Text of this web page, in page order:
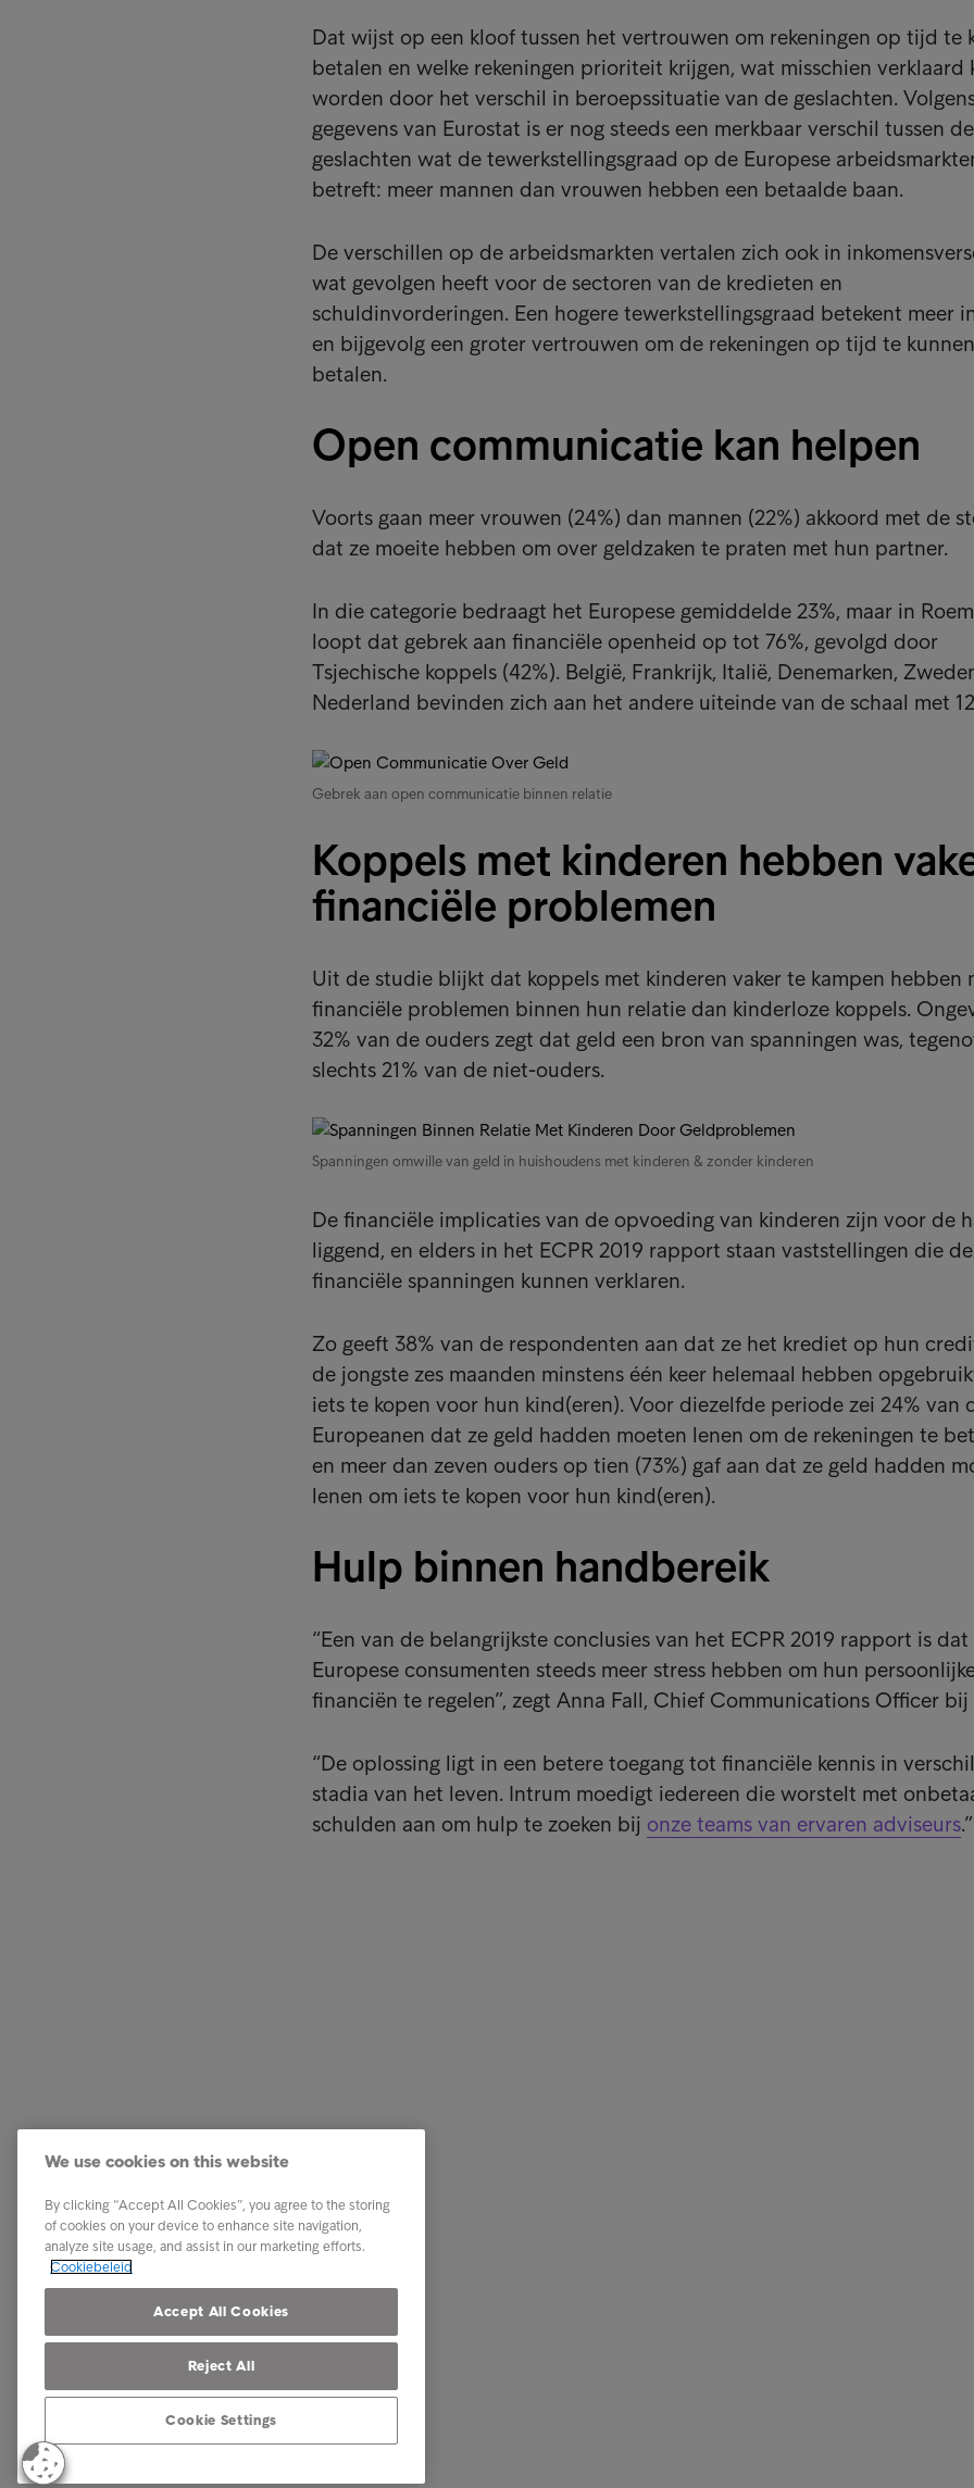
Dat wijst op een kloof tussen het vertrouwen om rekeningen op tijd te
betalen en welke rekeningen prioriteit krijgen, wat misschien verklaard
worden door het verschil in beroepssituatie van de geslachten.
gegevens van Eurostat is er nog steeds een merkbaar verschil tussen de
geslachten wat de tewerkstellingsgraad op de Europese
betreft: meer mannen dan vrouwen hebben een betaalde baan.
De verschillen op de arbeidsmarkten vertalen zich ook in
wat gevolgen heeft voor de sectoren van de kredieten en
schuldinvorderingen. Een hogere tewerkstellingsgraad betekent meer
en bijgevolg een groter vertrouwen om de rekeningen op tijd te kunnen
betalen.
Open communicatie kan helpen
Voorts gaan meer vrouwen (24%) dan mannen (22%) akkoord met de
dat ze moeite hebben om over geldzaken te praten met hun partner.
In die categorie bedraagt het Europese gemiddelde 23%, maar in
loopt dat gebrek aan financiële openheid op tot 76%, gevolgd door
Tsjechische koppels (42%). België, Frankrijk, Italië, Denemarken,
Nederland bevinden zich aan het andere uiteinde van de schaal met
Gebrek aan open communicatie binnen relatie
Koppels met kinderen hebben
financiële problemen
Uit de studie blijkt dat koppels met kinderen vaker te kampen hebben
financiële problemen binnen hun relatie dan kinderloze koppels.
32% van de ouders zegt dat geld een bron van spanningen was,
slechts 21% van de niet-ouders.
Spanningen omwille van geld in huishoudens met kinderen & zonder kinderen
De financiële implicaties van de opvoeding van kinderen zijn voor de
liggend, en elders in het ECPR 2019 rapport staan vaststellingen die
financiële spanningen kunnen verklaren.
Zo geeft 38% van de respondenten aan dat ze het krediet op hun
de jongste zes maanden minstens één keer helemaal hebben
iets te kopen voor hun kind(eren). Voor diezelfde periode zei 24% van
Europeanen dat ze geld hadden moeten lenen om de rekeningen te
en meer dan zeven ouders op tien (73%) gaf aan dat ze geld hadden
lenen om iets te kopen voor hun kind(eren).
Hulp binnen handbereik
“Een van de belangrijkste conclusies van het ECPR 2019 rapport is dat
Europese consumenten steeds meer stress hebben om hun
financiën te regelen”, zegt Anna Fall, Chief Communications Officer
“De oplossing ligt in een betere toegang tot financiële kennis in
stadia van het leven. Intrum moedigt iedereen die worstelt met
schulden aan om hulp te zoeken bij onze teams van ervaren adviseurs.”
Diensten
Rapporten en inzichten
Over Intrum
We use cookies on this website
By clicking “Accept All Cookies”, you agree to the storing
of cookies on your device to enhance site navigation,
analyze site usage, and assist in our marketing efforts.
Cookiebeleid
Accept All Cookies
Reject All
Cookie Settings